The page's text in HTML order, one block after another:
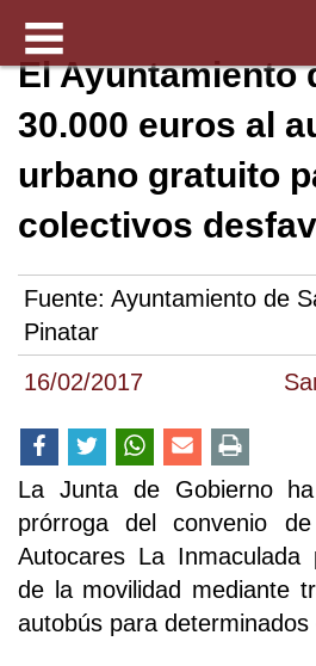
16/02/2017
El Ayuntamiento
30.000 euros al
urbano gratuito
colectivos
Fuente: Ayuntamiento de
Pinatar
La Junta de Gobierno
prórroga del convenio
Autocares La Inmaculada
de la movilidad mediante
autobús para determinados